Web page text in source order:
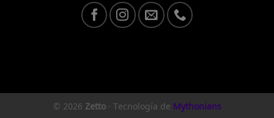
© 2026 Zetto· Tecnología de Mythonians